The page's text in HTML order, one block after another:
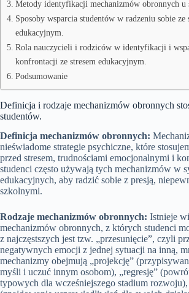
Metody identyfikacji mechanizmów obronnych u
Sposoby wsparcia studentów w radzeniu sobie ze
edukacyjnym.
Rola nauczycieli i rodziców w identyfikacji i
konfrontacji ze stresem edukacyjnym.
Podsumowanie
Definicja i rodzaje mechanizmów obronnych
studentów.
Definicja mechanizmów obronnych:
nieświadome strategie psychiczne, które
przed stresem, trudnościami emocjonalnymi i
studenci często używają tych mechanizmów w
edukacyjnych, aby radzić sobie z presją,
szkolnymi.
Rodzaje mechanizmów obronnych: Istnieje
mechanizmów obronnych, z których studenci
z najczęstszych jest tzw. „przesunięcie”, czyli
negatywnych emocji z jednej sytuacji na inną,
mechanizmy obejmują „projekcję”
myśli i uczuć innym osobom), „regresję”
typowych dla wcześniejszego stadium